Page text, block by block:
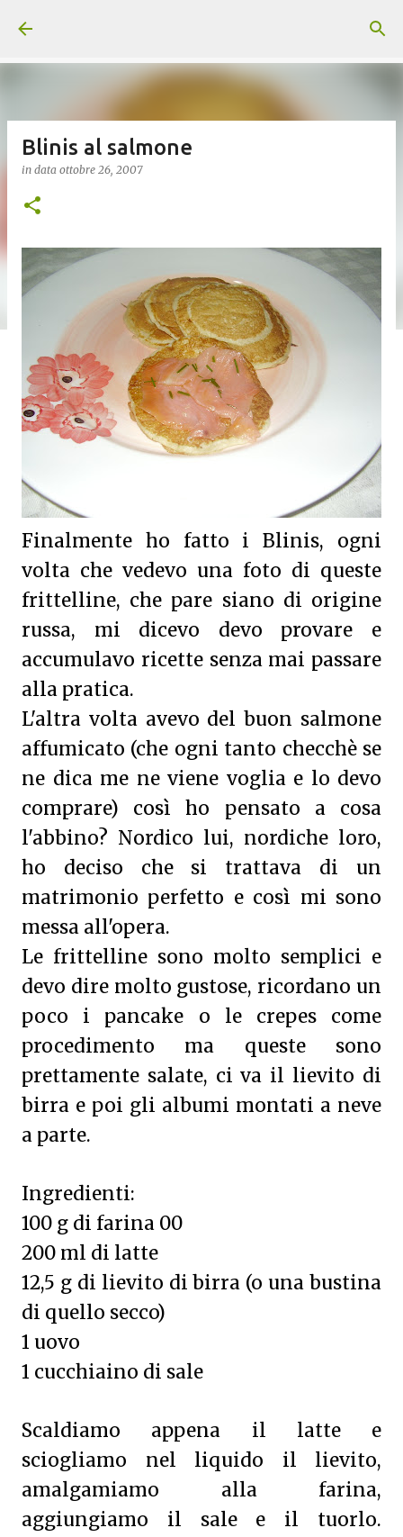
Blinis al salmone
in data ottobre 26, 2007
Finalmente ho fatto i Blinis, ogni
volta che vedevo una foto di queste
frittelline, che pare siano di origine
russa, mi dicevo devo provare e
accumulavo ricette senza mai passare
alla pratica.
L'altra volta avevo del buon salmone
affumicato (che ogni tanto checchè se
ne dica me ne viene voglia e lo devo
comprare) così ho pensato a cosa
l'abbino? Nordico lui, nordiche loro,
ho deciso che si trattava di un
matrimonio perfetto e così mi sono
messa all'opera.
Le frittelline sono molto semplici e
devo dire molto gustose, ricordano un
poco i pancake o le crepes come
procedimento ma queste sono
prettamente salate, ci va il lievito di
birra e poi gli albumi montati a neve
a parte.
Ingredienti:
100 g di farina 00
200 ml di latte
12,5 g di lievito di birra (o una bustina
di quello secco)
1 uovo
1 cucchiaino di sale
Scaldiamo appena il latte e
sciogliamo nel liquido il lievito,
amalgamiamo alla farina,
aggiungiamo il sale e il tuorlo.